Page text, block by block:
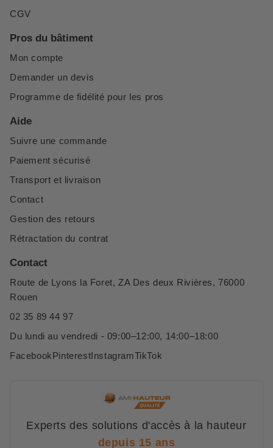
CGV
Pros du bâtiment
Mon compte
Demander un devis
Programme de fidélité pour les pros
Aide
Suivre une commande
Paiement sécurisé
Transport et livraison
Contact
Gestion des retours
Rétractation du contrat
Contact
Route de Lyons la Foret, ZA Des deux Rivières, 76000
Rouen
02 35 89 44 97
Du lundi au vendredi - 09:00–12:00, 14:00–18:00
FacebookPinterestInstagramTikTok
Experts des solutions d'accès à la hauteur
depuis 15 ans